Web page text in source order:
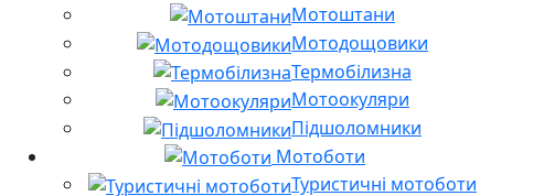
Мотоштани
Мотодощовики
Термобілизна
Мотоокуляри
Підшоломники
Мотоботи
Туристичні мотоботи